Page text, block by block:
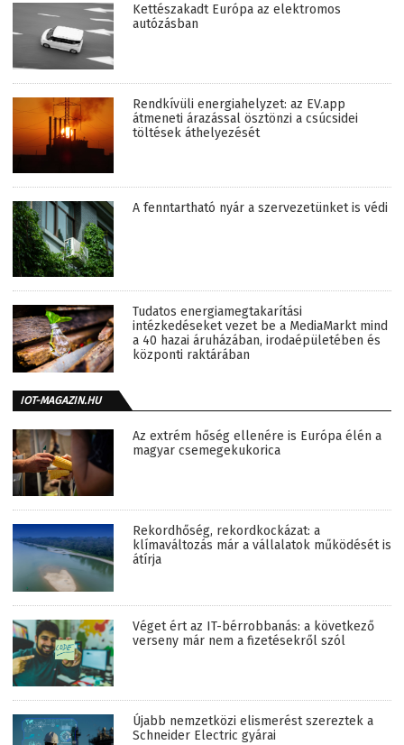
Kettészakadt Európa az elektromos
autózásban
Rendkívüli energiahelyzet: az EV.app
átmeneti árazással ösztönzi a csúcsidei
töltések áthelyezését
A fenntartható nyár a szervezetünket is védi
Tudatos energiamegtakarítási
intézkedéseket vezet be a MediaMarkt mind
a 40 hazai áruházában, irodaépületében és
központi raktárában
IOT-MAGAZIN.HU
Az extrém hőség ellenére is Európa élén a
magyar csemegekukorica
Rekordhőség, rekordkockázat: a
klímaváltozás már a vállalatok működését is
átírja
Véget ért az IT-bérrobbanás: a következő
verseny már nem a fizetésekről szól
Újabb nemzetközi elismerést szereztek a
Schneider Electric gyárai